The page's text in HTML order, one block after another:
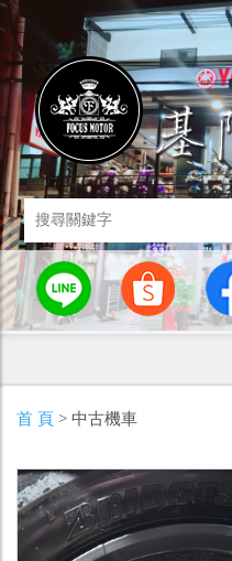
燈罩 / 燈泡 其他零組件
首 頁 > 中古機車